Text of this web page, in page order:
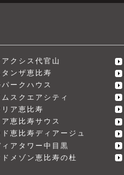
クシス代官山
ンザ恵比寿
ークハウス
スクエアシティ
ア恵比寿
恵比寿サウス
ド恵比寿ディアージュ
ィアタワー中目黒
メゾン恵比寿の杜